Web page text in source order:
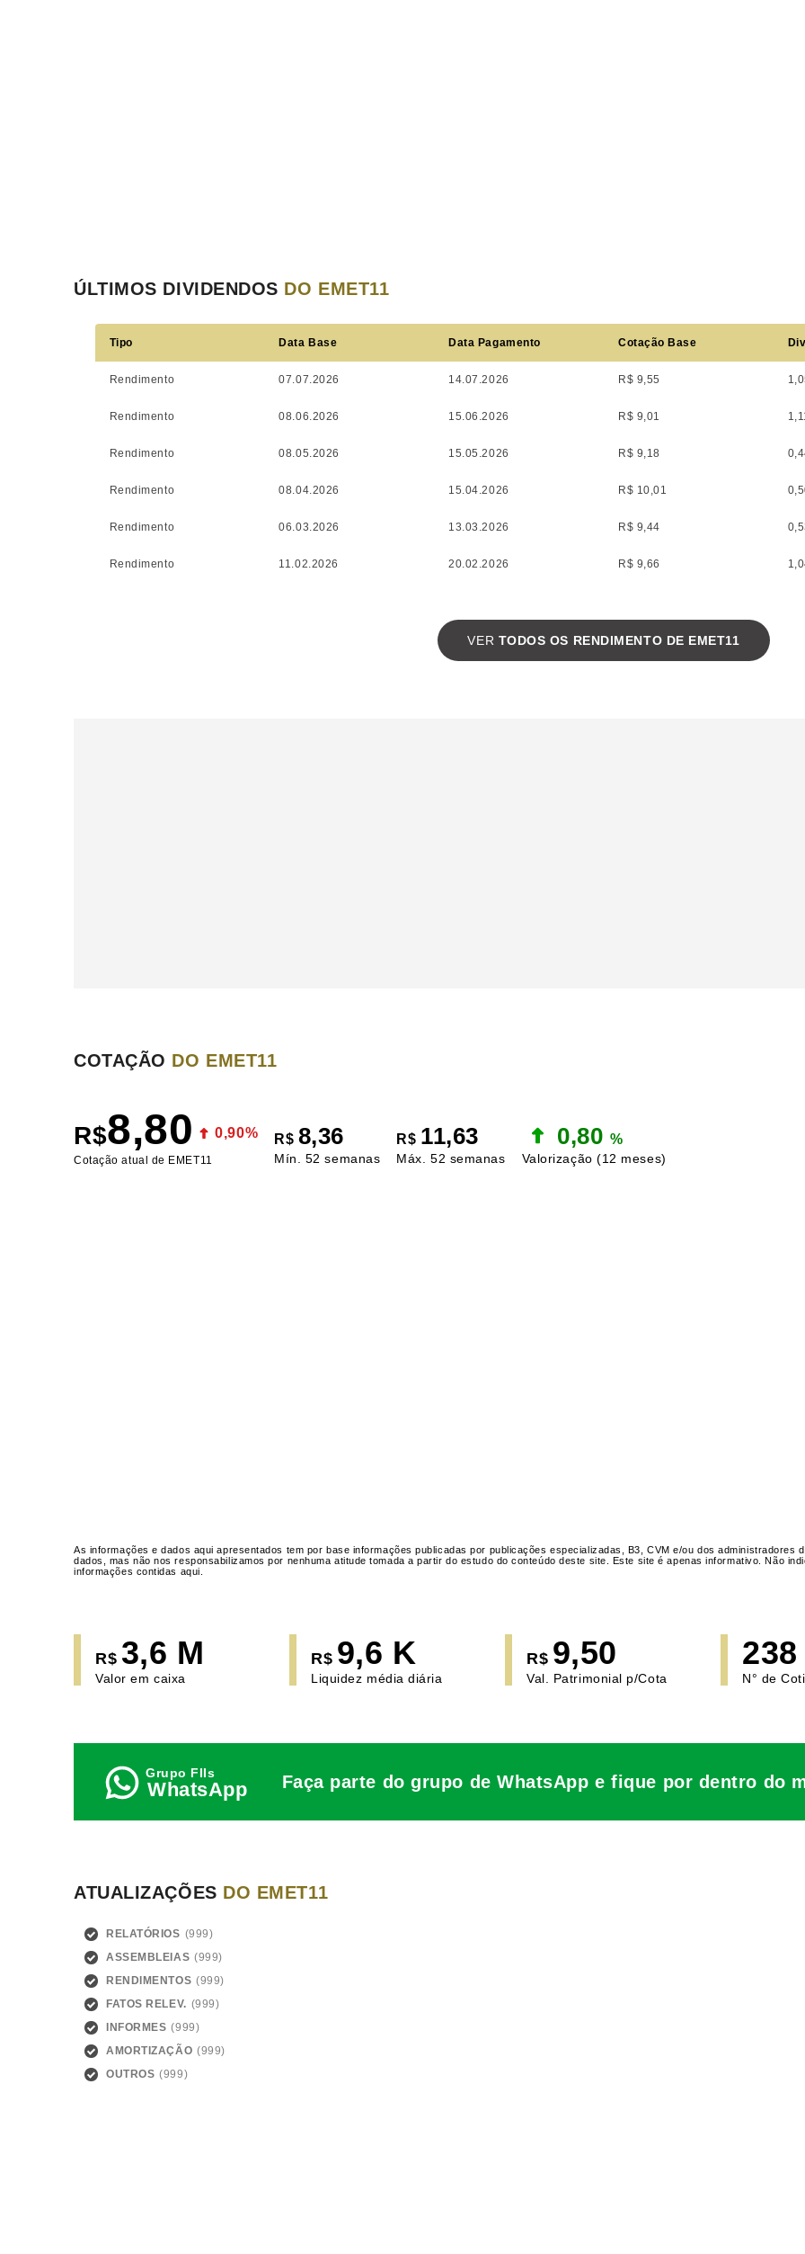
ÚLTIMOS DIVIDENDOS DO EMET11
Tipo Data Base Data Pagamento Cotação Base
Rendimento 07.07.2026 14.07.2026 R$ 9,55
Rendimento 08.06.2026 15.06.2026 R$ 9,01
Rendimento 08.05.2026 15.05.2026 R$ 9,18
Rendimento 08.04.2026 15.04.2026 R$ 10,01
Rendimento 06.03.2026 13.03.2026 R$ 9,44
Rendimento 11.02.2026 20.02.2026 R$ 9,66
VER TODOS OS RENDIMENTO DE EMET11
COTAÇÃO DO EMET11
R$8,80 0,90%
Cotação atual de EMET11
R$ 8,36
Mín. 52 semanas
R$ 11,63
Máx. 52 semanas
0,80 %
Valorização(12 meses)
As informações e dados aqui apresentados tem por base informações publicadas por publicações especializadas, B3, CVM e/ou dos
dados, mas não nos responsabilizamos por nenhuma atitude tomada a partir do estudo do conteúdo deste site. Este site é apenas informativo. Não
informações contidas aqui.
R$ 3,6 M
Valor em caixa
R$ 9,6 K
Liquidez média diária
R$ 9,50
Val. Patrimonial p/Cota
238
N° de
WhatsApp Faça parte do grupo de WhatsApp e fique por dentro do
ATUALIZAÇÕES DO EMET11
RELATÓRIOS
ASSEMBLEIAS
RENDIMENTOS
FATOS RELEV.
INFORMES
AMORTIZAÇÃO
OUTROS